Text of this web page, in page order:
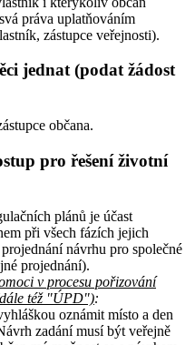
práva uplatňováním
zástupce veřejnosti).
jednat (podat žádost
občana.
pro řešení životní
plánů je účast
při všech fázích jejich
návrhu pro společné
projednání).
v procesu pořizování
též "ÚPD"):
oznámit místo a den
zadání musí být veřejně